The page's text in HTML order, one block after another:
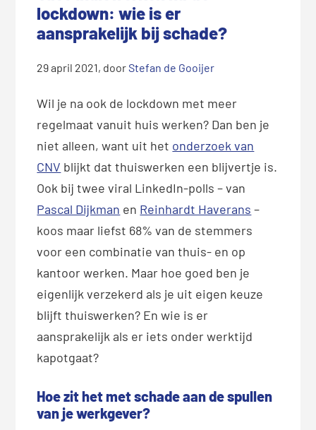
lockdown: wie is er
aansprakelijk bij schade?
29 april 2021, doorStefan de Gooijer
Wil je na ook de lockdown met meer
regelmaat vanuit huis werken? Dan ben je
niet alleen, want uit het onderzoek van
CNV blijkt dat thuiswerken een blijvertje is.
Ook bij twee viral LinkedIn-polls – van
Pascal Dijkman en Reinhardt Haverans –
koos maar liefst 68% van de stemmers
voor een combinatie van thuis- en op
kantoor werken. Maar hoe goed ben je
eigenlijk verzekerd als je uit eigen keuze
blijft thuiswerken? En wie is er
aansprakelijk als er iets onder werktijd
kapotgaat?
Hoe zit het met schade aan de spullen
van je werkgever?